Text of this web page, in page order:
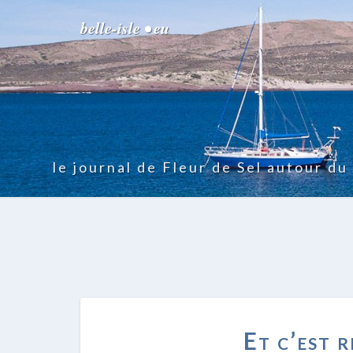
belle-isle • eu
le journal de Fleur de Sel autour du
Et c’est